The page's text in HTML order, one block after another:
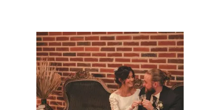
AJOUTER AU DEVIS